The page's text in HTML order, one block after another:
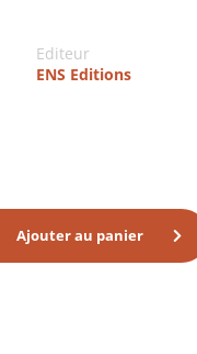
Editeur
ENS Editions
Ajouter au panier